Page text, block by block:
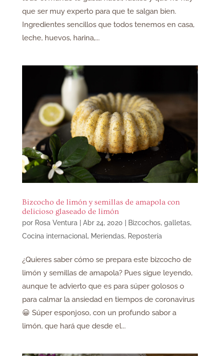
que ser muy experto para que te salgan bien.
Ingredientes sencillos que todos tenemos en casa,
leche, huevos, harina,...
Bizcocho de limón y semillas de amapola con
delicioso glaseado de limón
por Rosa Ventura Abr 24, 2020 Bizcochos, galletas,
Cocina internacional, Meriendas, Repostería
¿Quieres saber cómo se prepara este bizcocho de
limón y semillas de amapola? Pues sigue leyendo,
aunque te advierto que es para súper golosos o
para calmar la ansiedad en tiempos de coronavirus
😀 Súper esponjoso, con un profundo sabor a
limón, que hará que desde el...